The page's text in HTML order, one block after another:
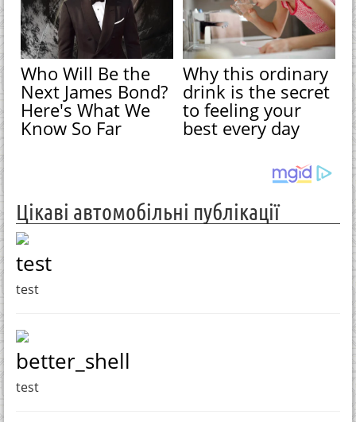
Who Will Be the
Next James Bond?
Here's What We
Know So Far
Why this ordinary
drink is the secret
to feeling your
best every day
Цікаві автомобільні публікації
test
test
better_shell
test